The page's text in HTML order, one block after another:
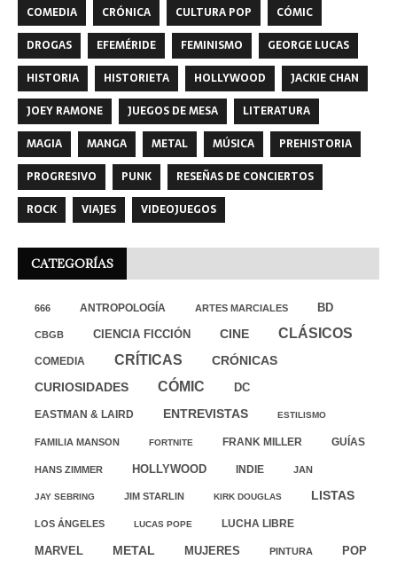
COMEDIA
CRÓNICA CULTURA POP
CÓMIC
DROGAS
EFEMÉRIDE FEMINISMO
GEORGE LUCAS
HISTORIA
HISTORIETA HOLLYWOOD
JACKIE CHAN
JOEY RAMONE
JUEGOS DE MESA
LITERATURA
MAGIA
MANGA METAL MÚSICA
PREHISTORIA
PROGRESIVO
PUNK
RESEÑAS DE CONCIERTOS
ROCK
VIAJES VIDEOJUEGOS
CATEGORÍAS
666 ANTROPOLOGÍA ARTES MARCIALES BD
CBGB CIENCIA FICCIÓN CINE CLÁSICOS
COMEDIA CRÍTICAS
CRÓNICAS
CURIOSIDADES
CÓMIC DC
EASTMAN & LAIRD ENTREVISTAS ESTILISMO
FAMILIA MANSON FORTNITE FRANK MILLER GUÍAS
HANS ZIMMER HOLLYWOOD INDIE JAN
JAY SEBRING JIM STARLIN KIRK DOUGLAS LISTAS
LOS ÁNGELES LUCAS POPE LUCHA LIBRE
MARVEL METAL MUJERES PINTURA POP